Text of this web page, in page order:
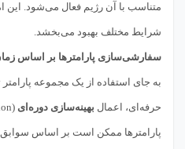
متناسب با آن رژیم فعال می‌شود. این
شرایط مختلف بهبود می‌بخشد.
سفارشی‌سازی پارامترها بر اساس
به جای استفاده از یک مجموعه
حرفه‌ای، اعمال بهینه‌سازی دوره‌ای
پارامترها ممکن است بر اساس